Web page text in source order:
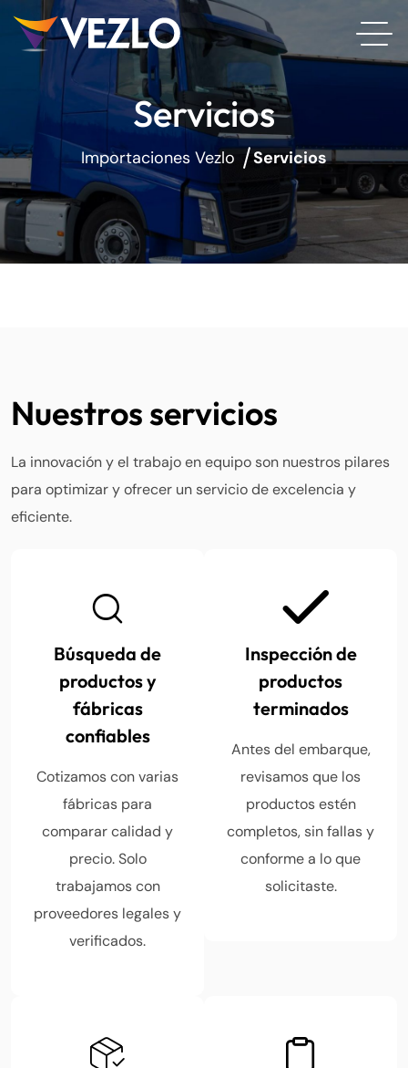
Servicios
Importaciones Vezlo Servicios
Nuestros servicios
La innovación y el trabajo en equipo son nuestros pilares
para optimizar y ofrecer un servicio de excelencia y
eficiente.
Búsqueda de
productos y
fábricas
confiables
Cotizamos con varias
fábricas para
comparar calidad y
precio. Solo
trabajamos con
proveedores legales y
verificados.
Inspección de
productos
terminados
Antes del embarque,
revisamos que los
productos estén
completos, sin fallas y
conforme a lo que
solicitaste.